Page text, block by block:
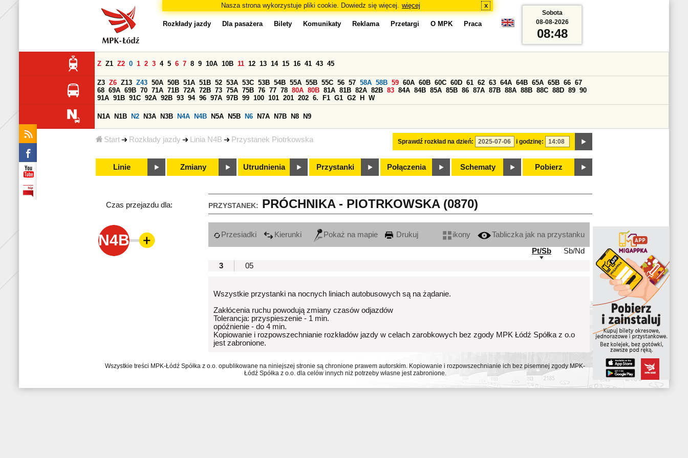
Nasza strona wykorzystuje pliki cookie. Dowiedz się więcej. więcej x
Start Rozkłady jazdy Linia N4B Przystanek Piotrkowska
Rozkłady jazdy Dla pasażera Bilety Komunikaty Reklama Przetargi O MPK Praca
Sprawdź rozkład na dzień: i godzinę:
Z Z1 Z2 0 1 2 3 4 5 6 7 8 9 10A 10B 11 12 13 14 15 16 41 43 45
Z3 Z6 Z13 Z43 50A 50B 51A 51B 52 53A 53C 53B 54B 55A 55B 55C 56 57 58A 58B 59 60A 60B 60C 60D 61 62 63 64A 64B 65A 65B 66 67
68 69A 69B 70 71A 71B 72A 72B 73 75A 75B 76 77 78 80A 80B 81A 81B 82A 82B 83 84A 84B 85A 85B 86 87A 87B 88A 88B 88C 88D 89 90
91A 91B 91C 92A 92B 93 94 96 97A 97B 99 100 101 201 202 6. F1 G1 G2 H W
N1A N1B N2 N3A N3B N4A N4B N5A N5B N6 N7A N7B N8 N9
Linie Zmiany Utrudnienia Przystanki Połączenia Schematy Pobierz
Sobota
08-08-2026
08:48
PRZYSTANEK: PRÓCHNIKA - PIOTRKOWSKA (0870)
Czas przejazdu dla:
N4B Przesiadki Kierunki Pokaż na mapie Drukuj ikony
Tabliczka jak na przystanku
Pt/Sb
Sb/Nd
3
05
Wszystkie przystanki na nocnych liniach autobusowych są na żądanie.
Zakłócenia ruchu powodują zmiany czasów odjazdów
Tolerancja: przyspieszenie - 1 min.
opóźnienie - do 4 min.
Kopiowanie i rozpowszechnianie rozkładów jazdy w celach zarobkowych bez zgody MPK Łódź Spółka z o.o
jest zabronione.
Wszystkie treści MPK-Łódź Spółka z o.o. opublikowane na niniejszej stronie są chronione prawem autorskim. Kopiowanie i rozpowszechnianie ich bez pisemnej zgody MPK-
Łódź Spółka z o.o. dla celów innych niż potrzeby własne jest zabronione.